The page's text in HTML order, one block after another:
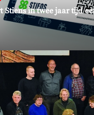
Stiens in twee jaar tijd